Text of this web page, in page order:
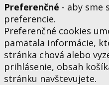
Preferenčné - aby sme
preferencie.
Preferenčné cookies
pamätala informácie,
stránka chová alebo
prihlásenie, obsah
stránku navštevujete.